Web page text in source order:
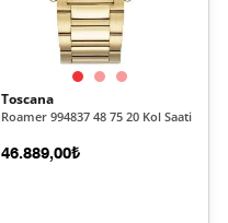
Toscana
Roamer 994837 48 75 20 Kol Saati
46.889,00₺